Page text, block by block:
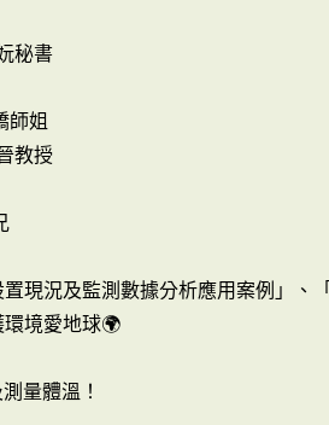
秘書
師姐
教授
現況及監測數據分析應用案例」、
境愛地球🌍
量體溫！